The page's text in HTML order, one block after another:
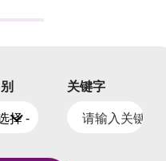
择 -
关键字